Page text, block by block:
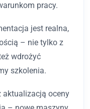
pracy.
jest realna,
– nie tylko z
wdrożyć
szkolenia.
aktualizacją oceny